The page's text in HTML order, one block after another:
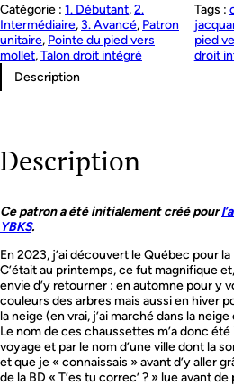
i
t
é
d
R
u
s
s
o
k
s
Catégorie : 1. Débutant, 2.
Intermédiaire, 3. Avancé, Patron
unitaire, Pointe du pied vers
mollet, Talon droit intégré
Tags :
pied
droit
Description
Description
Ce patron a été initialement créé pour
YBKS.
En 2023, j’ai découvert le Québec pour
C’était au printemps, ce fut magnifique
envie d’y retourner : en automne pour y
couleurs des arbres mais aussi en hiver
la neige (en vrai, j’ai marché dans la
Le nom de ces chaussettes m’a donc
voyage et par le nom d’une ville dont la
et que je « connaissais » avant d’y aller
de la BD « T’es tu correc’ ? » lue avant de